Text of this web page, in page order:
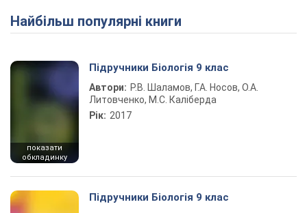
Найбільш популярні книги
показати
обкладинку
Підручники Біологія 9 клас
Автори: Р.В. Шаламов, Г.А. Носов, О.А.
Литовченко, М.С. Каліберда
Рік: 2017
Підручники Біологія 9 клас